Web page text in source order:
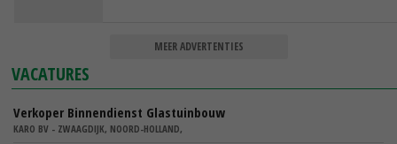
MEER ADVERTENTIES
VACATURES
Verkoper Binnendienst Glastuinbouw
KARO BV - ZWAAGDIJK, NOORD-HOLLAND,